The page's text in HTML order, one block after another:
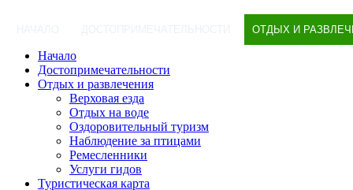
ОТДЫХ И
Начало
Достопримечательности
Отдых и развлечения
Верховая езда
Отдых на воде
Оздоровительный туризм
Наблюдение за птицами
Ремесленники
Услуги гидов
Туристическая карта